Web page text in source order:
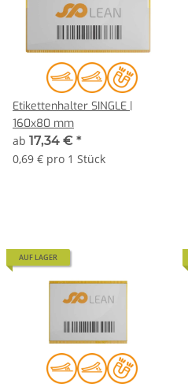
Etikettenhalter SINGLE |
160x80 mm
ab 17,34 € *
0,69 € pro 1 Stück
AUF LAGER